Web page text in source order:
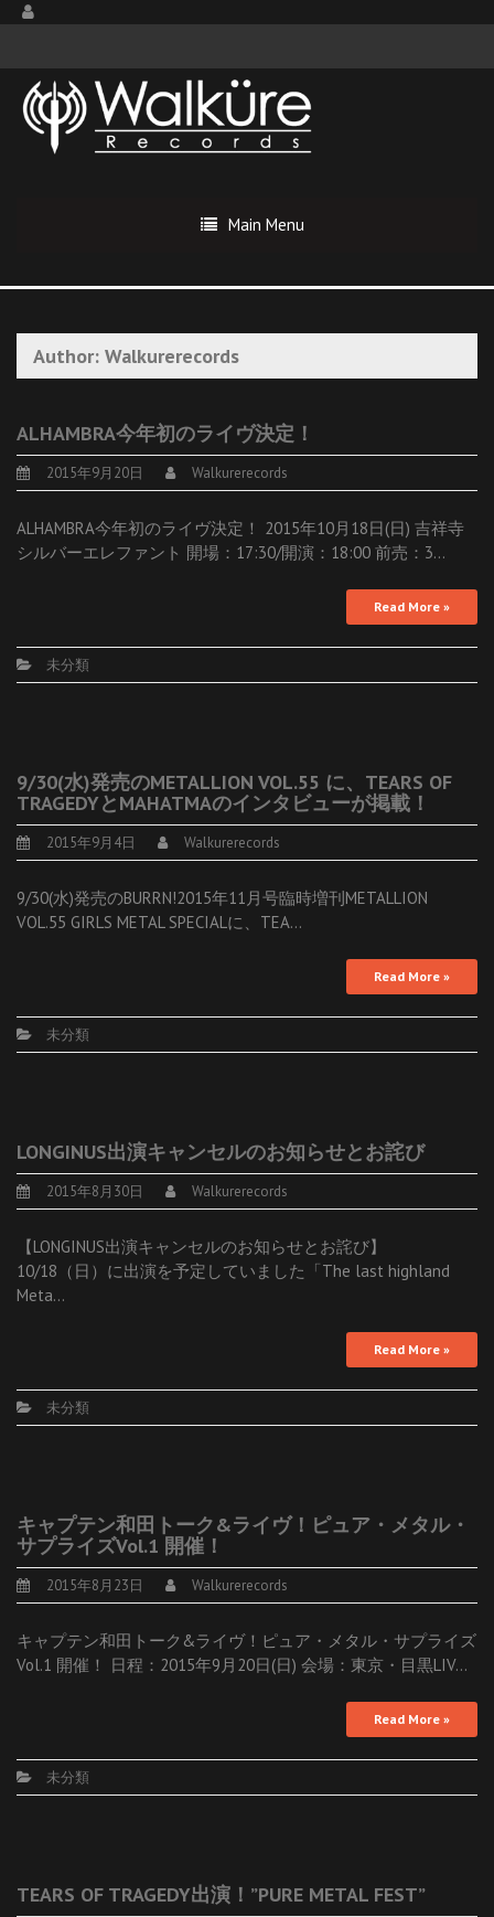
Main Menu
Author: Walkurerecords
ALHAMBRA今年初のライヴ決定！
2015年9月20日 Walkurerecords
ALHAMBRA今年初のライヴ決定！ 2015年10月18日(日) 吉祥寺
シルバーエレファント 開場：17:30/開演：18:00 前売：3…
Read More »
未分類
9/30(水)発売のMETALLION VOL.55 に、TEARS OF
TRAGEDYとMAHATMAのインタビューが掲載！
2015年9月4日 Walkurerecords
9/30(水)発売のBURRN!2015年11月号臨時増刊METALLION
VOL.55 GIRLS METAL SPECIALに、TEA…
Read More »
未分類
LONGINUS出演キャンセルのお知らせとお詫び
2015年8月30日 Walkurerecords
【LONGINUS出演キャンセルのお知らせとお詫び】
10/18（日）に出演を予定していました「The last highland
Meta…
Read More »
未分類
キャプテン和田トーク&ライヴ！ピュア・メタル・
サプライズVol.1 開催！
2015年8月23日 Walkurerecords
キャプテン和田トーク&ライヴ！ピュア・メタル・サプライズ
Vol.1 開催！ 日程：2015年9月20日(日) 会場：東京・目黒LIV…
Read More »
未分類
TEARS OF TRAGEDY出演！”PURE METAL FEST”